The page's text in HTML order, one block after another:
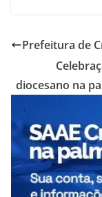
Prefeitura de
diocesano na